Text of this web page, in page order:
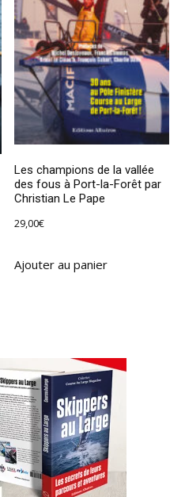
Les champions de la vallée
des fous à Port-la-Forêt par
Christian Le Pape
29,00€
Ajouter au panier